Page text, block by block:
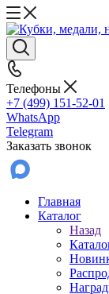
Телефоны
+7 (499) 151-52-01
WhatsApp
Telegram
Заказать звонок
Главная
Каталог
Назад